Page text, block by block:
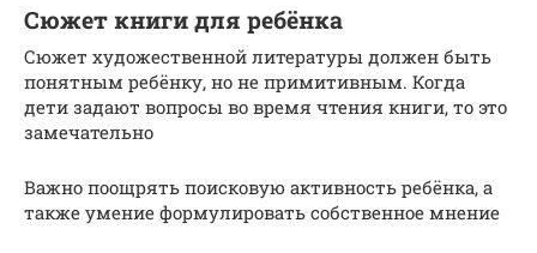
Сюжет книги для ребёнка
Сюжет художественной литературы должен быть
понятным ребёнку, но не примитивным. Когда
дети задают вопросы во время чтения книги, то это
замечательно
Важно поощрять поисковую активность ребёнка, а
также умение формулировать собственное мнение